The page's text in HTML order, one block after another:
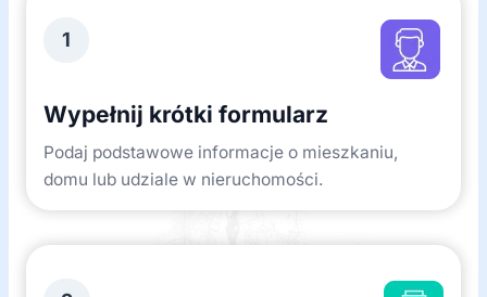
1
Wypełnij krótki formularz
Podaj podstawowe informacje o mieszkaniu,
domu lub udziale w nieruchomości.